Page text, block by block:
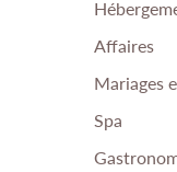
Affaires
Mariages
Spa